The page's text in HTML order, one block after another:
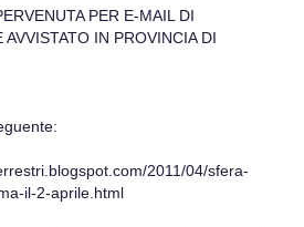
PER E-MAIL DI
IN PROVINCIA DI
2011/04/sfera-
il-2-aprile.html